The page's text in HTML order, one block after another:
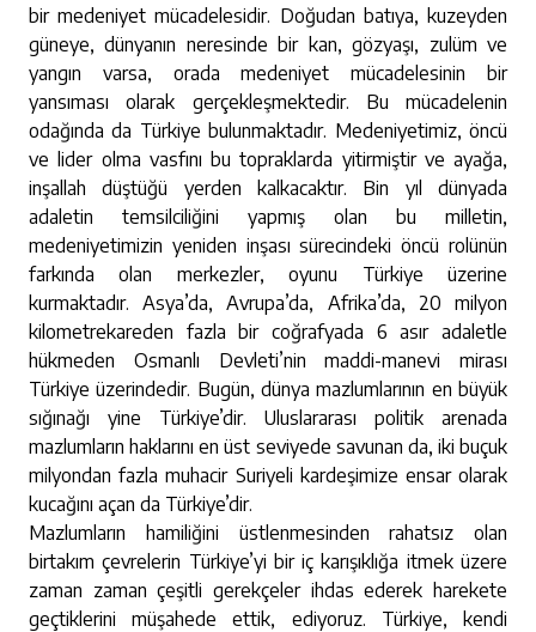
bir medeniyet mücadelesidir. Doğudan batıya, kuzeyden
güneye, dünyanın neresinde bir kan, gözyaşı, zulüm ve
yangın varsa, orada medeniyet mücadelesinin bir
yansıması olarak gerçekleşmektedir. Bu mücadelenin
odağında da Türkiye bulunmaktadır. Medeniyetimiz, öncü
ve lider olma vasfını bu topraklarda yitirmiştir ve ayağa,
inşallah düştüğü yerden kalkacaktır. Bin yıl dünyada
adaletin temsilciliğini yapmış olan bu milletin,
medeniyetimizin yeniden inşası sürecindeki öncü rolünün
farkında olan merkezler, oyunu Türkiye üzerine
kurmaktadır. Asya’da, Avrupa’da, Afrika’da, 20 milyon
kilometrekareden fazla bir coğrafyada 6 asır adaletle
hükmeden Osmanlı Devleti’nin maddi-manevi mirası
Türkiye üzerindedir. Bugün, dünya mazlumlarının en büyük
sığınağı yine Türkiye’dir. Uluslararası politik arenada
mazlumların haklarını en üst seviyede savunan da, iki buçuk
milyondan fazla muhacir Suriyeli kardeşimize ensar olarak
kucağını açan da Türkiye’dir.
Mazlumların hamiliğini üstlenmesinden rahatsız olan
birtakım çevrelerin Türkiye’yi bir iç karışıklığa itmek üzere
zaman zaman çeşitli gerekçeler ihdas ederek harekete
geçtiklerini müşahede ettik, ediyoruz. Türkiye, kendi